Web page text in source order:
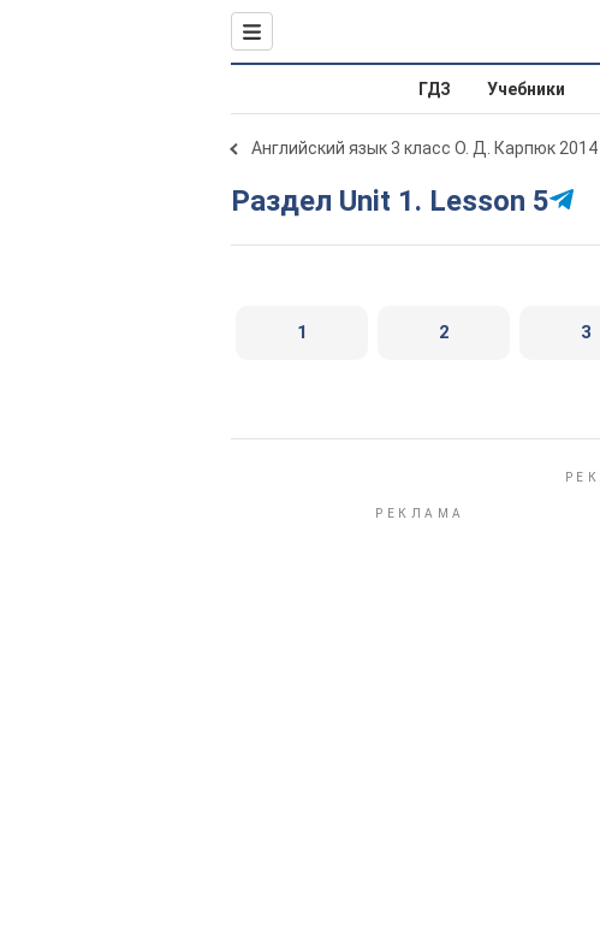
ГДЗ Учебники
Английский язык 3 класс О. Д. Карпюк 2014
Раздел Unit 1. Lesson 5
1 2 3